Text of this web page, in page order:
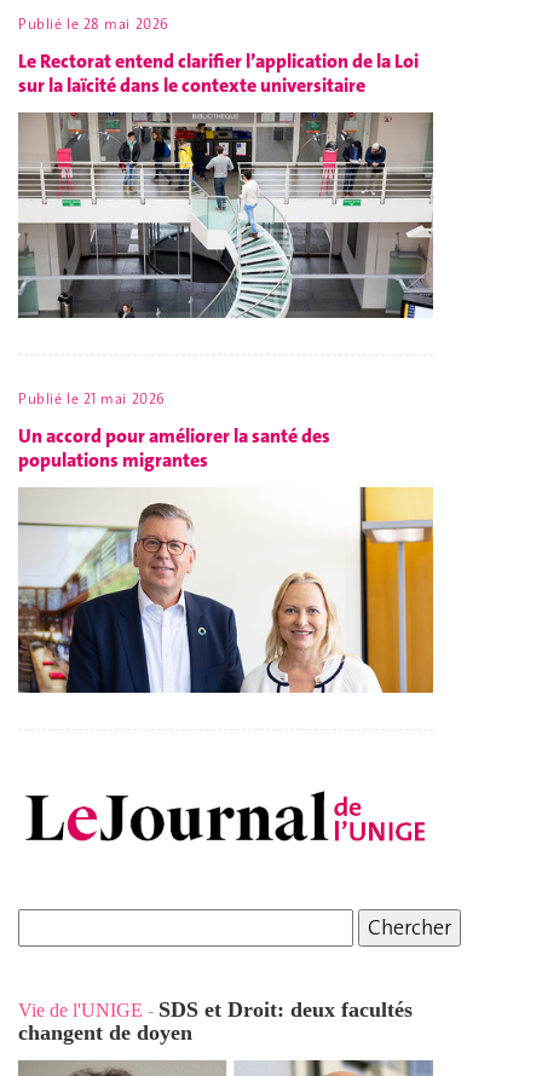
Publié le 28 mai 2026
Le Rectorat entend clarifier l’application de la Loi
sur la laïcité dans le contexte universitaire
Publié le 21 mai 2026
Un accord pour améliorer la santé des
populations migrantes
Vie de l'UNIGE - SDS et Droit: deux facultés
changent de doyen